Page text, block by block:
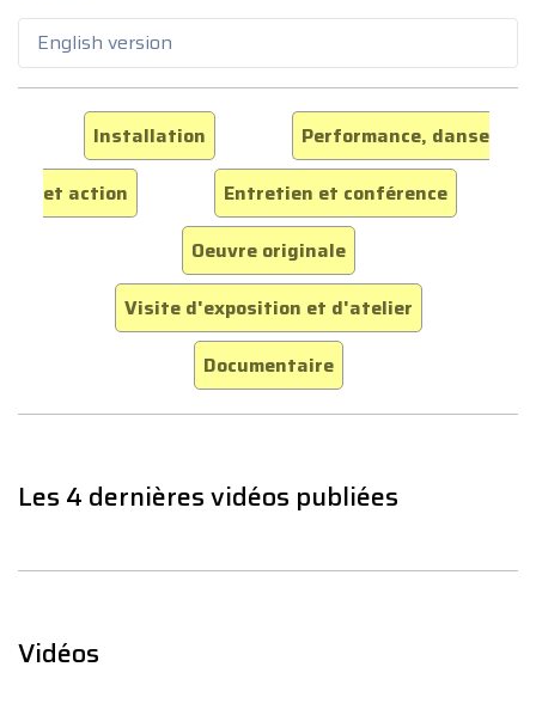
English version
Installation
Performance, danse
et action
Entretien et conférence
Oeuvre originale
Visite d'exposition et d'atelier
Documentaire
Les 4 dernières vidéos publiées
Vidéos